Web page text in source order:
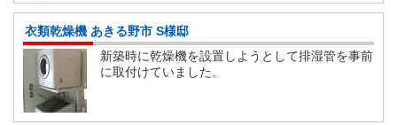
衣類乾燥機 あきる野市 S様邸
新築時に乾燥機を設置しようとして排湿管を事前
に取付けていました。